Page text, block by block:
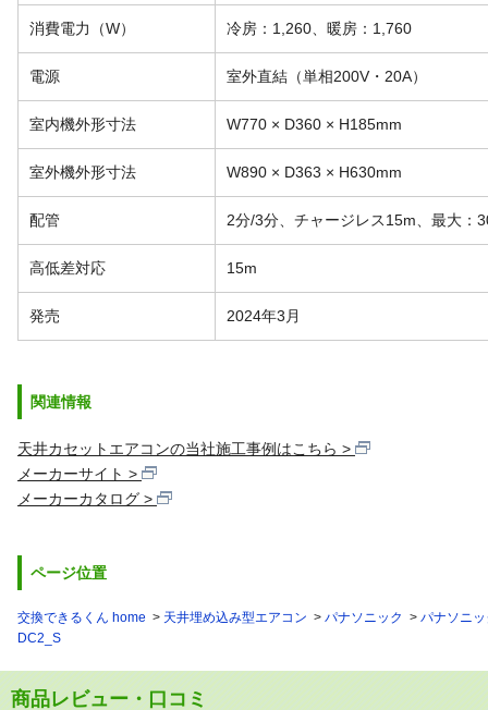
消費電力（W） 冷房：1,260、暖房：1,760
電源 室外直結（単相200V・20A）
室内機外形寸法 W770 × D360 × H185mm
室外機外形寸法 W890 × D363 × H630mm
配管 2分/3分、チャージレス15m、最大：
高低差対応 15m
発売 2024年3月
関連情報
天井カセットエアコンの当社施工事例はこちら
メーカーサイト
メーカーカタログ
ページ位置
交換できるくん home 天井埋め込み型エアコン パナソニック
パナソニ
DC2_S
商品レビュー・口コミ